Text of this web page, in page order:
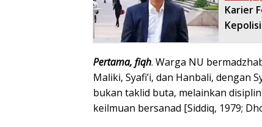
Karier
Pertama, fiqh. Warga NU
Maliki, Syafi’i, dan Hanbali, dengan
bukan taklid buta, melainkan
keilmuan bersanad [Siddiq, 1979;